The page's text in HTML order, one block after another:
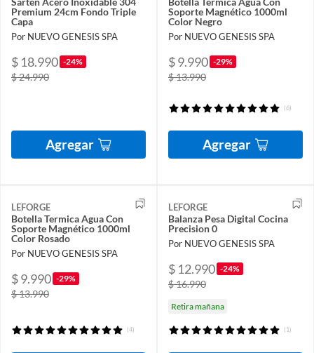
Premium 24cm Fondo Triple
Capa
Por NUEVO GENESIS SPA
$ 18.990 -24%
$ 24.990
Agregar
Soporte Magnético 1000ml
Color Negro
Por NUEVO GENESIS SPA
$ 9.990 -29%
$ 13.990
(6)
Agregar
LEFORGE
Botella Termica Agua Con
Soporte Magnético 1000ml
Color Rosado
Por NUEVO GENESIS SPA
$ 9.990 -29%
$ 13.990
(4)
LEFORGE
Balanza Pesa Digital Cocina
Precision 0
Por NUEVO GENESIS SPA
$ 12.990 -24%
$ 16.990
Retira mañana
(1)